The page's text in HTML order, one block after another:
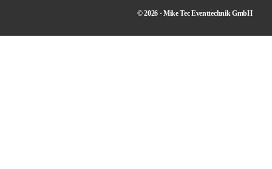
© 2026 · Mike Tec Eventtechnik GmbH